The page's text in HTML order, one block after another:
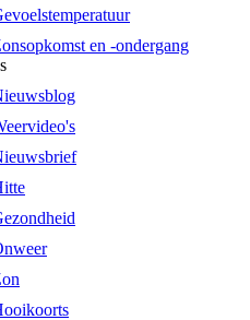
en -ondergang